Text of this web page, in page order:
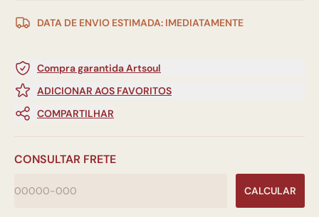
DATA DE ENVIO ESTIMADA: IMEDIATAMENTE
Compra garantida Artsoul
ADICIONAR AOS FAVORITOS
COMPARTILHAR
CONSULTAR FRETE
CALCULAR